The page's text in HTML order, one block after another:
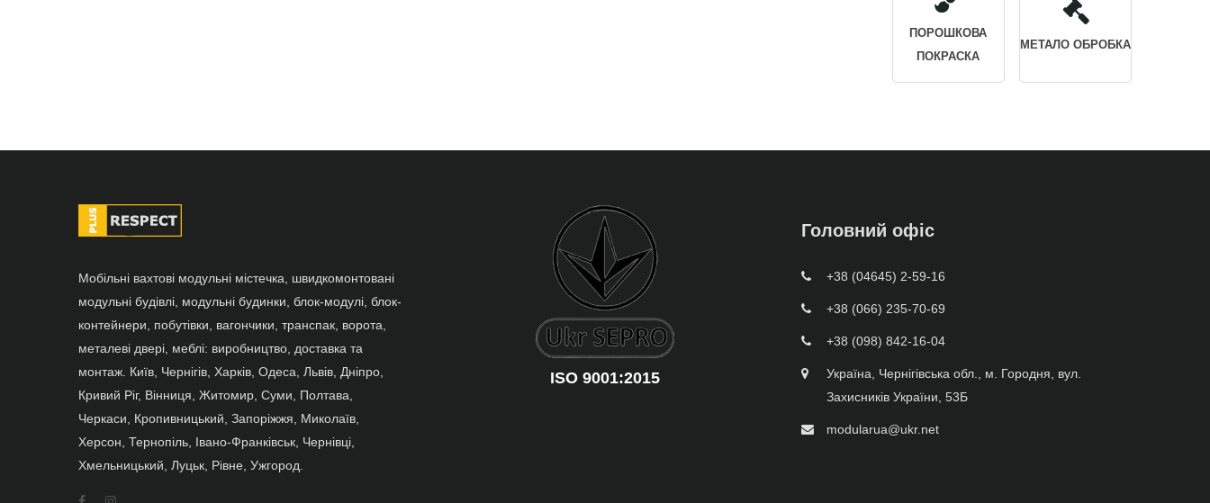
МЕТАЛО ОБРОБКА
ПОРОШКОВА
ПОКРАСКА
Мобільні вахтові модульні містечка, швидкомонтовані
модульні будівлі, модульні будинки, блок-модулі, блок-
контейнери, побутівки, вагончики, транспак, ворота,
металеві двері, меблі: виробництво, доставка та
монтаж. Київ, Чернігів, Харків, Одеса, Львів, Дніпро,
Кривий Ріг, Вінниця, Житомир, Суми, Полтава,
Черкаси, Кропивницький, Запоріжжя, Миколаїв,
Херсон, Тернопіль, Івано-Франківськ, Чернівці,
Хмельницький, Луцьк, Рівне, Ужгород.
ISO 9001:2015
Головний офіс
+38 (04645) 2-59-16
+38 (066) 235-70-69
+38 (098) 842-16-04
Україна, Чернігівська обл., м. Городня, вул.
Захисників України, 53Б
modularua@ukr.net